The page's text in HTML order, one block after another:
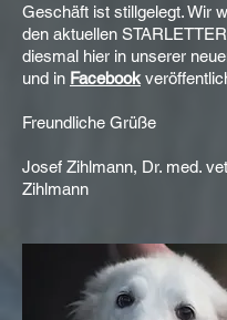
Geschäft ist stillgelegt. Wir
den aktuellen
diesmal hier in unserer
und in Facebook
Freundliche Grüße
Josef Zihlmann, Dr. med.
Zihlmann